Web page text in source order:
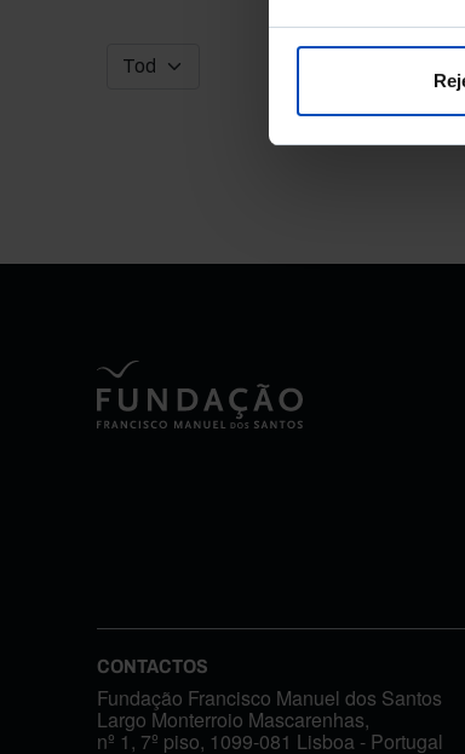
CONTACTOS
Fundação Francisco Manuel dos Santos
Largo Monterroio Mascarenhas,
nº 1, 7º piso, 1099-081 Lisboa - Portugal